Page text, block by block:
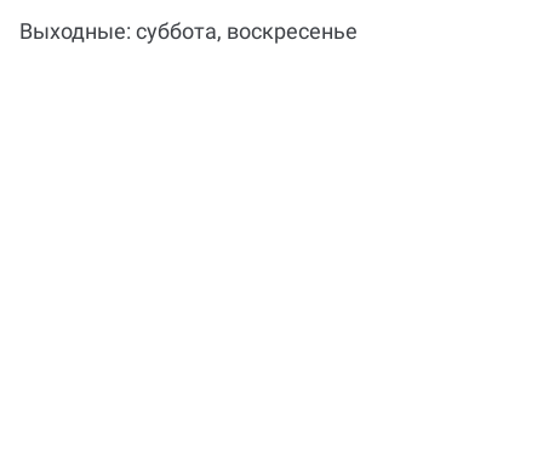
(мануалам) на Work5?
Выходные: суббота, воскресенье